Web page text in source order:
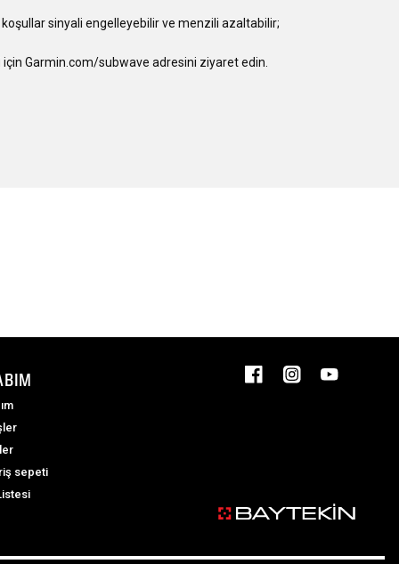
koşullar sinyali engelleyebilir ve menzili azaltabilir;
Garmin.com/subwave adresini ziyaret edin.
sepeti